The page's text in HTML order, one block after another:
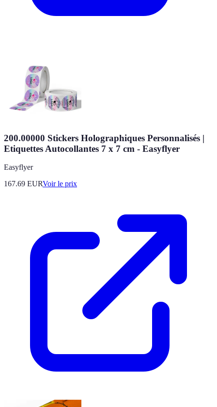
200.00000 Stickers Holographiques Personnalisés |
Etiquettes Autocollantes 7 x 7 cm - Easyflyer
Easyflyer
167.69 EURVoir le prix